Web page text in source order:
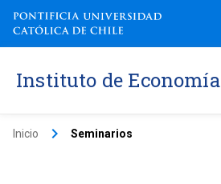
Instituto de Economía
Inicio keyboard_arrow_right Seminarios